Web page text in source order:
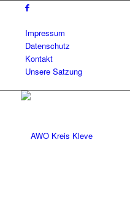
Impressum
Datenschutz
Kontakt
Unsere Satzung